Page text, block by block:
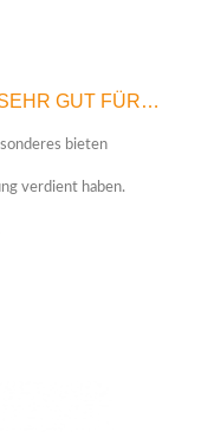
GUT FÜR…
bieten
verdient haben.